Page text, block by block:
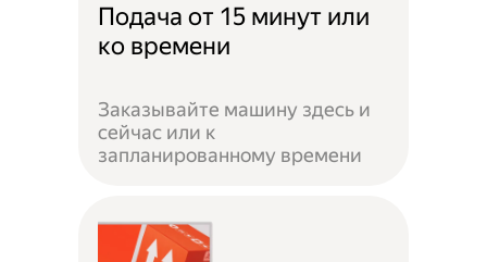
Подача от 15 минут или
ко времени
Заказывайте машину здесь и
сейчас или к
запланированному времени